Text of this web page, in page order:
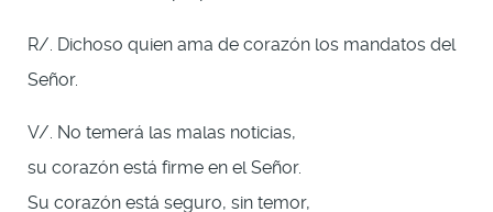
R/. Dichoso quien ama de corazón los mandatos del
Señor.
V/. No temerá las malas noticias,
su corazón está firme en el Señor.
Su corazón está seguro, sin temor,